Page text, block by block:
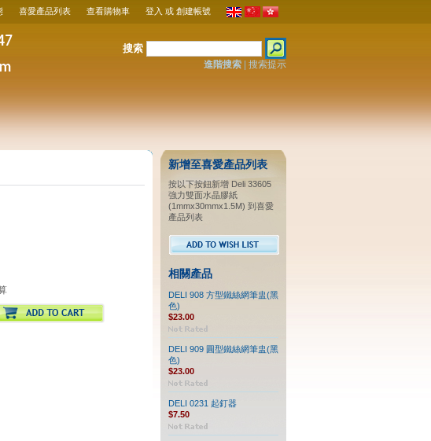
喜愛產品列表 查看購物車 登入 或 創建帳號
搜索
進階搜索| 搜索提示
新增至喜愛產品列表
按以下按鈕新增 Deli 33605
強力雙面水晶膠紙
(1mmx30mmx1.5M) 到喜愛
產品列表
相關產品
DELI 908 方型鐵絲網筆盅(黑
色)
$23.00
DELI 909 圓型鐵絲網筆盅(黑
色)
$23.00
DELI 0231 起釘器
$7.50